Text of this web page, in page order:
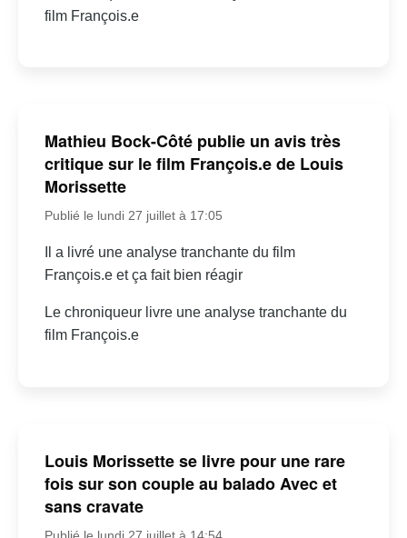
film François.e
Mathieu Bock-Côté publie un avis très
critique sur le film François.e de Louis
Morissette
Publié le lundi 27 juillet à 17:05
Il a livré une analyse tranchante du film
François.e et ça fait bien réagir
Le chroniqueur livre une analyse tranchante du
film François.e
Louis Morissette se livre pour une rare
fois sur son couple au balado Avec et
sans cravate